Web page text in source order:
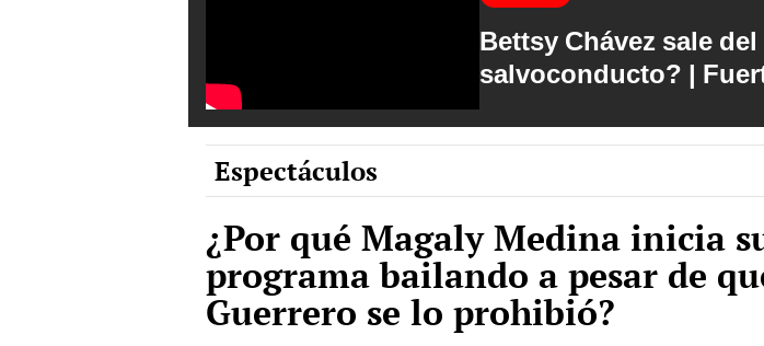
Bettsy Chávez sale
salvoconducto? |
Espectáculos
¿Por qué Magaly Medina inicia
programa bailando a pesar de
Guerrero se lo prohibió?